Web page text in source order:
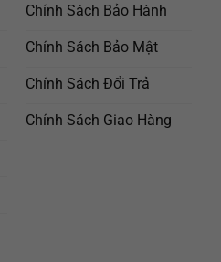
Chính Sách Bảo Hành
Chính Sách Bảo Mật
Chính Sách Đổi Trả
Chính Sách Giao Hàng